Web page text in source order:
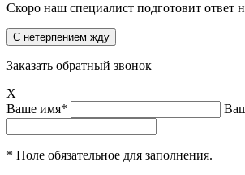
Скоро наш специалист подготовит ответ
Заказать обратный звонок
X
Ваше имя*
* Поле обязательное для заполнения.